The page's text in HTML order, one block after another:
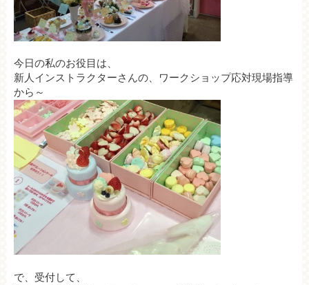
今日の私のお役目は、
新人インストラクターさんの、ワークショップ応対現場指導
から～
で、受付して、